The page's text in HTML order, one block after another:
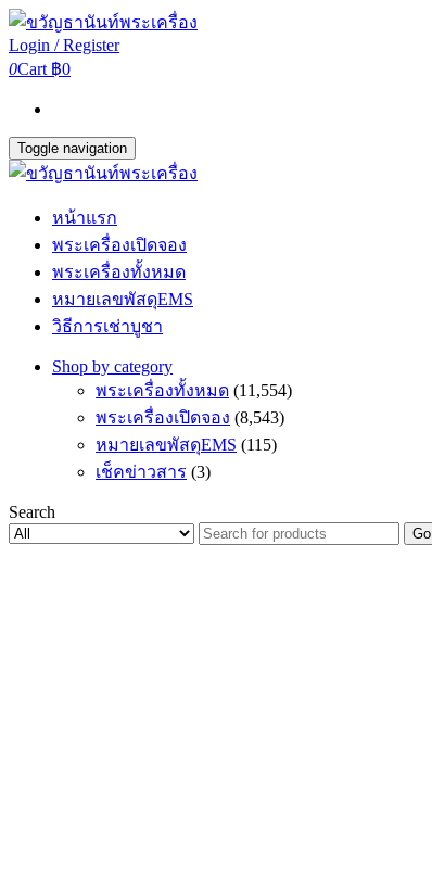
Login / Register
0Cart ฿0
Toggle navigation
หน้าแรก
พระเครื่องเปิดจอง
พระเครื่องทั้งหมด
หมายเลขพัสดุEMS
วิธีการเช่าบูชา
Shop by category
พระเครื่องทั้งหมด (11,554)
พระเครื่องเปิดจอง (8,543)
หมายเลขพัสดุEMS (115)
เช็คข่าวสาร (3)
Search
Go